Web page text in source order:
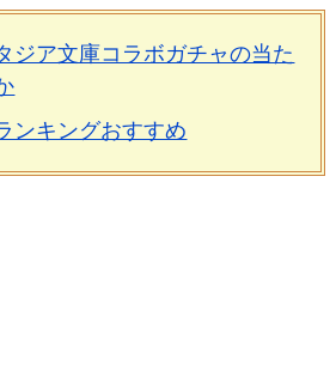
ジア文庫コラボガチャの当た
ンキングおすすめ